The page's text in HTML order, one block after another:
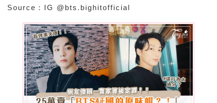
Source：IG @bts.bighitofficial